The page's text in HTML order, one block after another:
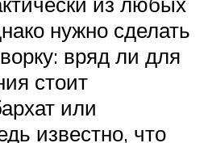
нужно сделать
вряд ли для
стоит
или
известно, что